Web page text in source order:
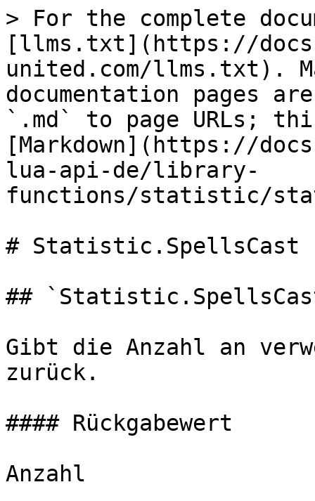
> For the complete
[llms.txt](https://
united.com/llms.txt).
documentation pages
`.md` to page URLs;
[Markdown](https://
lua-api-de/library-
functions/statistic/
# Statistic.SpellsCast
##
Gibt die Anzahl an
zurück.
#### Rückgabewert
Anzahl